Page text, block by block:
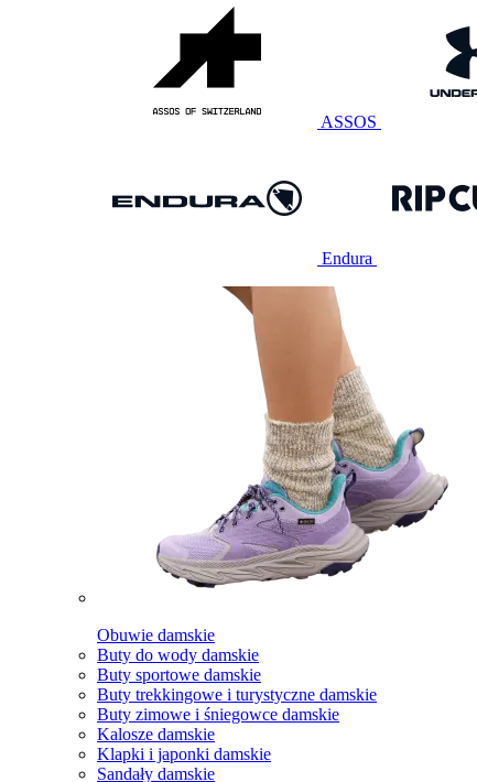
ASSOS
Endura
Obuwie damskie
Buty do wody damskie
Buty sportowe damskie
Buty trekkingowe i turystyczne damskie
Buty zimowe i śniegowce damskie
Kalosze damskie
Klapki i japonki damskie
Sandały damskie